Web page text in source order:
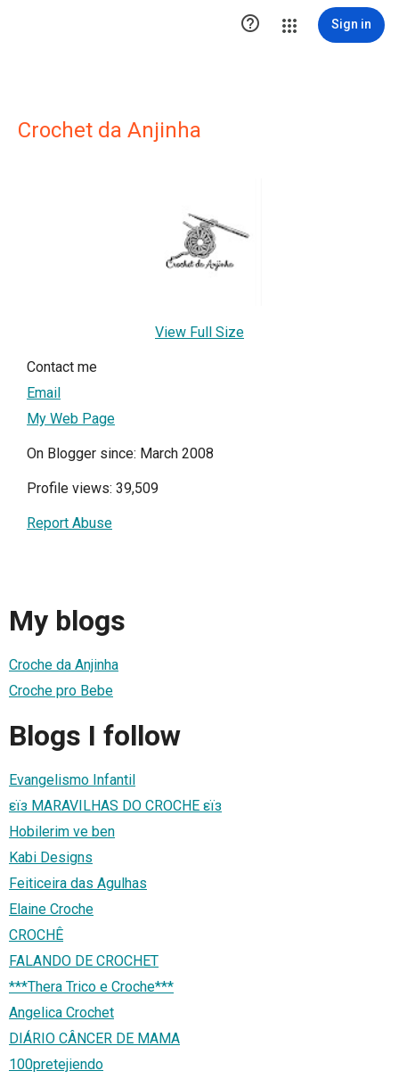
 Sign in
Crochet da Anjinha
View Full Size
Contact me
Email
My Web Page
On Blogger since: March 2008
Profile views: 39,509
Report Abuse
My blogs
Croche da Anjinha
Croche pro Bebe
Blogs I follow
Evangelismo Infantil
εïз MARAVILHAS DO CROCHE εïз
Hobilerim ve ben
Kabi Designs
Feiticeira das Agulhas
Elaine Croche
CROCHÊ
FALANDO DE CROCHET
***Thera Trico e Croche***
Angelica Crochet
DIÁRIO CÂNCER DE MAMA
100pretejiendo